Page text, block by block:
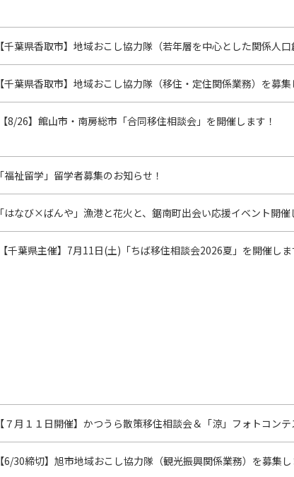
【千葉県香取市】地域おこし協力隊（若年層を中心とした関係人
【千葉県香取市】地域おこし協力隊（移住・定住関係業務）を募集
【8/26】館山市・南房総市「合同移住相談会」を開催します！
「福祉留学」留学者募集のお知らせ！
「はなび×ばんや」漁港と花火と、鋸南町出会い応援イベント開催
【千葉県主催】7月11日(土)「ちば移住相談会2026夏」を開催しま
【７月１１日開催】かつうら散策移住相談会＆「涼」フォトコンテ
【6/30締切】旭市地域おこし協力隊（観光振興関係業務）を募集し